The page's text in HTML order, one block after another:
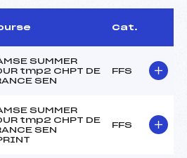
Cat.
SUMMER
tmp2 CHPT DE
SEN
FFS
SUMMER
tmp2 CHPT DE
SEN
FFS